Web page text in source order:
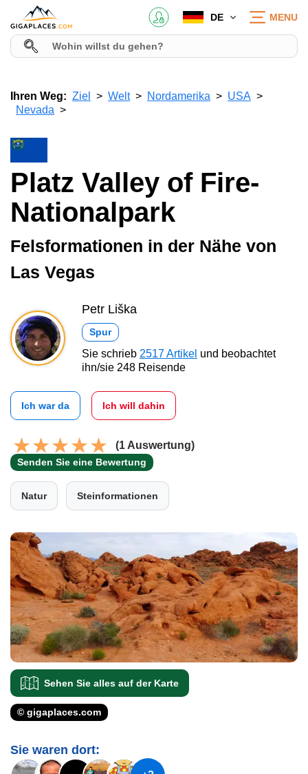
DE MENU
Ihren Weg: Ziel Welt Nordamerika
USA
Nevada
Platz Valley of Fire-
Nationalpark
Felsformationen in der Nähe von
Las Vegas
Petr Liška
Spur
Sie schrieb 2517 Artikel und beobachtet
ihn/sie 248 Reisende
Ich war da Ich will dahin
(1 Auswertung)
Senden Sie eine Bewertung
Natur Steinformationen
Sehen Sie alles auf der Karte
© gigaplaces.com
Sie waren dort: